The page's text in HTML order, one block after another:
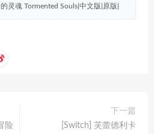
灵魂 Tormented Souls|中文版|原版|
险
下一篇
[Switch] 芙蕾德利卡